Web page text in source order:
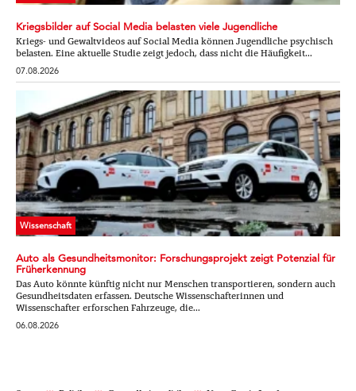
Kriegsbilder auf Social Media belasten viele Jugendliche
Kriegs- und Gewaltvideos auf Social Media können Jugendliche psychisch
belasten. Eine aktuelle Studie zeigt jedoch, dass nicht die Häufigkeit...
07.08.2026
Wissenschaft
Auto als Gesundheitsmonitor: Forschungsprojekt zeigt Potenzial für
Früherkennung
Das Auto könnte künftig nicht nur Menschen transportieren, sondern auch
Gesundheitsdaten erfassen. Deutsche Wissenschafterinnen und
Wissenschafter erforschen Fahrzeuge, die...
06.08.2026